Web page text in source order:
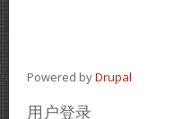
Powered byDrupal
用户登录